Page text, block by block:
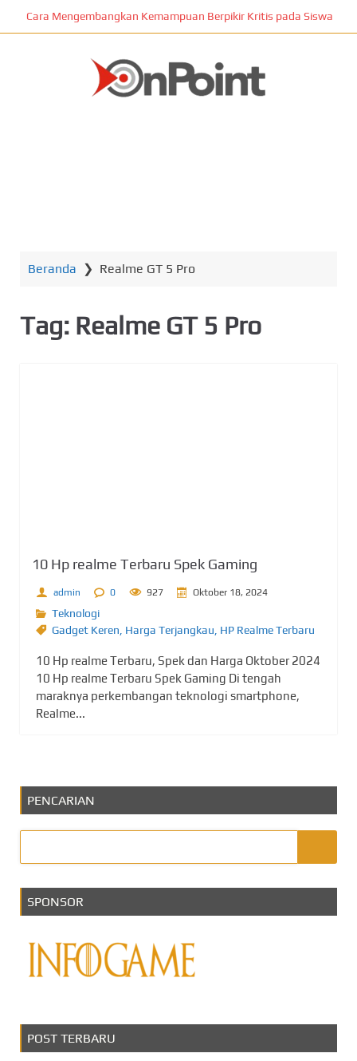
Cara Mengembangkan Kemampuan Berpikir Kritis pada Siswa
Beranda ❯ Realme GT 5 Pro
Tag: Realme GT 5 Pro
10 Hp realme Terbaru Spek Gaming
admin 0 927 Oktober 18, 2024
Teknologi
Gadget Keren, Harga Terjangkau, HP Realme Terbaru
10 Hp realme Terbaru, Spek dan Harga Oktober 2024
10 Hp realme Terbaru Spek Gaming Di tengah
maraknya perkembangan teknologi smartphone,
Realme...
PENCARIAN
SPONSOR
POST TERBARU